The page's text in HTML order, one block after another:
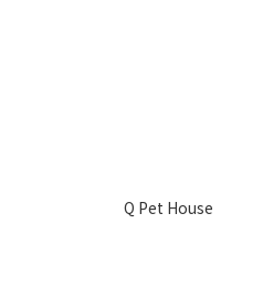
Q Pet House